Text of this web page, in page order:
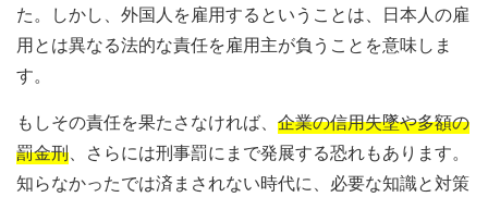
た。しかし、外国人を雇用するということは、日本人の雇
用とは異なる法的な責任を雇用主が負うことを意味しま
す。
もしその責任を果たさなければ、 企業の信用失墜や多額の
罰金刑、さらには刑事罰にまで発展する恐れもあります。
知らなかったでは済まされない時代に、必要な知識と対策